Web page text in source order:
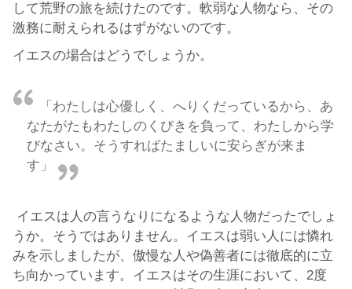
して荒野の旅を続けたのです。軟弱な人物なら、その
激務に耐えられるはずがないのです。
イエスの場合はどうでしょうか。
「わたしは心優しく、へりくだっているから、あ
なたがたもわたしのくびきを負って、わたしから学
びなさい。そうすればたましいに安らぎが来ま
す」
イエスは人の言うなりになるような人物だったでしょ
うか。そうではありません。イエスは弱い人には憐れ
みを示しましたが、傲慢な人や偽善者には徹底的に立
ち向かっています。イエスはその生涯において、2度